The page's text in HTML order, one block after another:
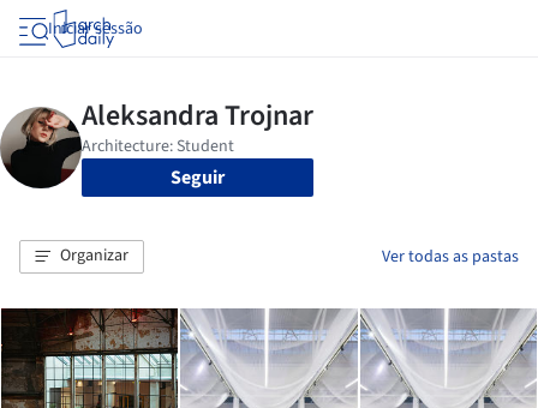
Iniciar sessão
Seguir
Organizar Ver todas as pastas